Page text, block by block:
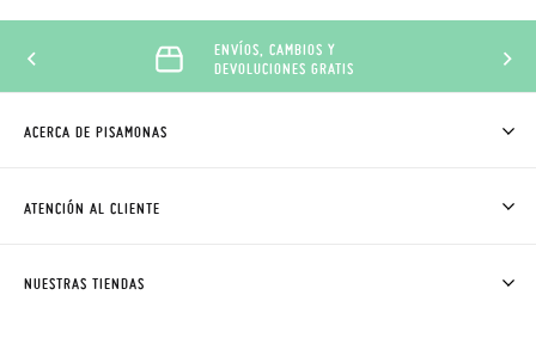
ENVÍOS, CAMBIOS Y
DEVOLUCIONES GRATIS
ACERCA DE PISAMONAS
CÓMO COMPRAR
ATENCIÓN AL CLIENTE
NUESTRAS TIENDAS